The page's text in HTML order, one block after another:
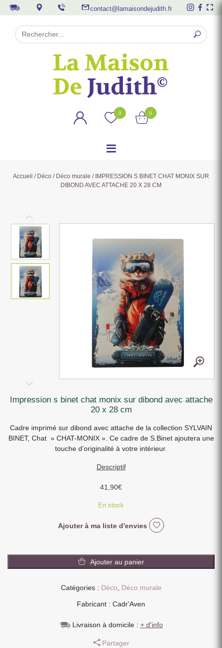
contact@lamaisondejudith.fr
0 0
Accueil / Déco / Déco murale / IMPRESSION S BINET CHAT MONIX SUR
DIBOND AVEC ATTACHE 20 X 28 CM
impression s binet chat monix sur dibond avec attache
20 x 28 cm
Cadre imprimé sur dibond avec attache de la collection SYLVAIN
BINET, Chat » CHAT-MONIX ». Ce cadre de S.Binet ajoutera une
touche d’originalité à votre intérieur.
Descriptif
41,90€
En stock
Ajouter à ma liste d'envies
de
IMPRESSION
BINET
CHAT
SUR
AVEC
Ajouter au panier
Catégories : Déco, Déco murale
Fabricant : Cadr'Aven
Livraison à domicile : + d'info
Partager